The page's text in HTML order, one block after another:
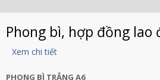
Phong bì, hợp đồng lao
Xem chi tiết
PHONG BÌ TRẮNG A6